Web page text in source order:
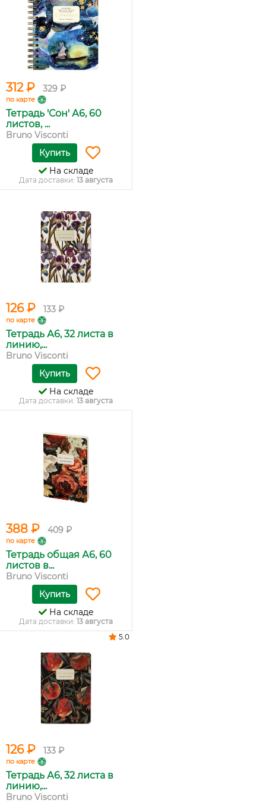
312 ₽ 329 ₽
по карте
Тетрадь 'Сон' А6, 60
листов, ...
Bruno Visconti
Купить
На складе
Дата доставки: 13 августа
126 ₽ 133 ₽
по карте
Тетрадь А6, 32 листа в
линию,...
Bruno Visconti
Купить
На складе
Дата доставки: 13 августа
388 ₽ 409 ₽
по карте
Тетрадь общая А6, 60
листов в...
Bruno Visconti
Купить
На складе
Дата доставки: 13 августа
126 ₽ 133 ₽
по карте
Тетрадь А6, 32 листа в
линию,...
Bruno Visconti
5.0